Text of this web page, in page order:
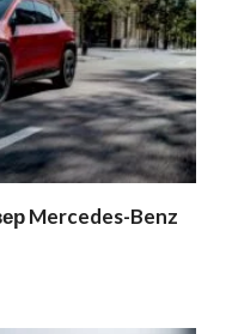
Mercedes-Benz